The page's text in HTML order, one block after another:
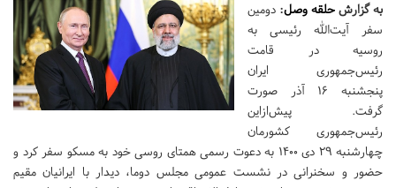
به گزارش حلقه وصل: دومین
سفر آیت‌الله رئیسی به
روسیه در قامت
رئیس‌جمهوری ایران
پنجشنبه ۱۶ آذر صورت
گرفت. پیش‌ازاین
رئیس‌جمهوری کشورمان
چهارشنبه ۲۹ دی ۱۴۰۰ به دعوت رسمی همتای روسی خود به مسکو سفر کرد و
حضور و سخنرانی در نشست عمومی مجلس دوما، دیدار با ایرانیان مقیم